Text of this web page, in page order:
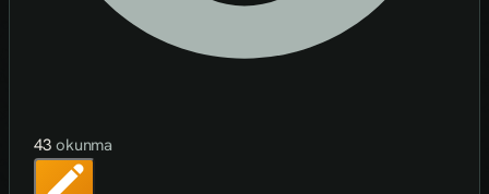
43 okunma